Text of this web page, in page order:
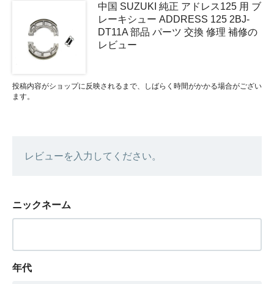
中国 SUZUKI 純正 アドレス125 用 ブ
レーキシュー ADDRESS 125 2BJ-
DT11A 部品 パーツ 交換 修理 補修の
レビュー
投稿内容がショップに反映されるまで、しばらく時間がかかる場合がござい
ます。
レビューを入力してください。
ニックネーム
年代